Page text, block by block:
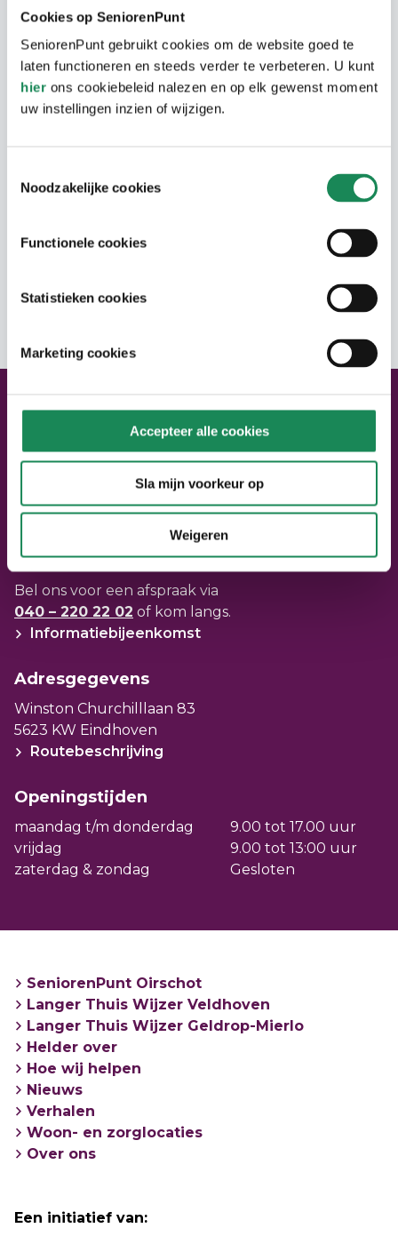
Cookies op SeniorenPunt
SeniorenPunt gebruikt cookies om de website goed te
laten functioneren en steeds verder te verbeteren. U kunt
hier ons cookiebeleid nalezen en op elk gewenst moment
uw instellingen inzien of wijzigen.
Noodzakelijke cookies
Functionele cookies
Statistieken cookies
Marketing cookies
Accepteer alle cookies
Sla mijn voorkeur op
Weigeren
elkaar te vinden zijn. De seniorenwoningen
zijn grotendeels gelegen op de
verschillende hoeken. Het is een kinderrijke
buurt omdat er veelal gezinnen wonen in
deze wijk.
Woongebouw
De seniorenwoning is een rijtjeswoning. De
hoek.
Op de begane grond is een woonkamer
badkamer ensuite. Er is een vaste trap naar
Neem contact met ons op
Neem contact op
Stel een vraag
Mail ons: info@seniorenpunt.nl
Bezoek SeniorenPunt
Bel ons voor een afspraak via
040 – 220 22 02 of kom langs.
Informatiebijeenkomst
Adresgegevens
Winston Churchilllaan 83
5623 KW Eindhoven
Routebeschrijving
Openingstijden
maandag t/m donderdag
9.00 tot 17.00 uur
vrijdag
9.00 tot 13:00 uur
zaterdag & zondag
Gesloten
SeniorenPunt Oirschot
Langer Thuis Wijzer Veldhoven
Langer Thuis Wijzer Geldrop-Mierlo
Helder over
Hoe wij helpen
Nieuws
Verhalen
Woon- en zorglocaties
Over ons
Een initiatief van: